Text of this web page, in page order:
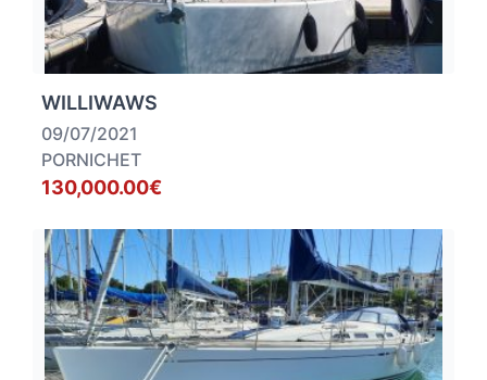
WILLIWAWS
09/07/2021
PORNICHET
130,000.00€